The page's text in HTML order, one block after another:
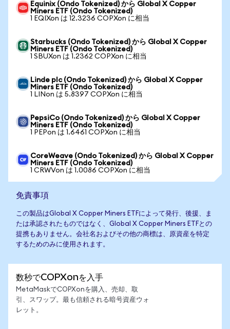
Equinix (Ondo Tokenized) から Global X Copper
Miners ETF (Ondo Tokenized)
1 EQIXon は 12.3236 COPXon に相当
Starbucks (Ondo Tokenized) から Global X Copper
Miners ETF (Ondo Tokenized)
1 SBUXon は 1.2362 COPXon に相当
Linde plc (Ondo Tokenized) から Global X Copper
Miners ETF (Ondo Tokenized)
1 LINon は 5.8397 COPXon に相当
PepsiCo (Ondo Tokenized) から Global X Copper
Miners ETF (Ondo Tokenized)
1 PEPon は 1.6461 COPXon に相当
CoreWeave (Ondo Tokenized) から Global X Copper
Miners ETF (Ondo Tokenized)
1 CRWVon は 1.0086 COPXon に相当
免責事項
この製品はGlobal X Copper Miners ETFによって発行、後援、ま
たは承認されたものではなく、Global X Copper Miners ETFとの
提携もありません。会社名およびその他の商標は、原資産を特定
するためのみに使用されます。
数秒でCOPXonを入手
MetaMaskでCOPXonを購入、売却、取
引、スワップ。最も信頼される暗号資産ウォ
レット。